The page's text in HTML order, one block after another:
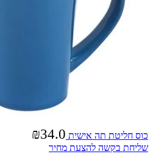
כוס חליטת תה אישית ₪34.0
שליחת בקשה להצעת מחיר